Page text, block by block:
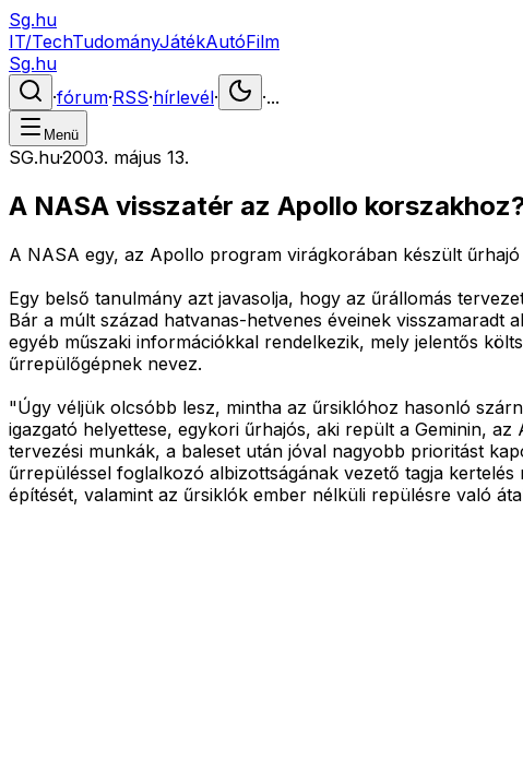
Sg.hu
IT/TechTudományJátékAutóFilm
Sg.hu
·fórum·RSS·hírlevél· ·...
Menü
SG.hu·2003. május 13.
A NASA visszatér az Apollo
A NASA egy, az Apollo program virágkorában készült
Egy belső tanulmány azt javasolja, hogy az űrállomás
Bár a múlt század hatvanas-hetvenes éveinek
egyéb műszaki információkkal rendelkezik, mely jelentős
űrrepülőgépnek nevez.
"Úgy véljük olcsóbb lesz, mintha az űrsiklóhoz hasonló
igazgató helyettese, egykori űrhajós, aki repült a Geminin,
tervezési munkák, a baleset után jóval nagyobb prioritást
űrrepüléssel foglalkozó albizottságának vezető tagja
építését, valamint az űrsiklók ember nélküli repülésre való